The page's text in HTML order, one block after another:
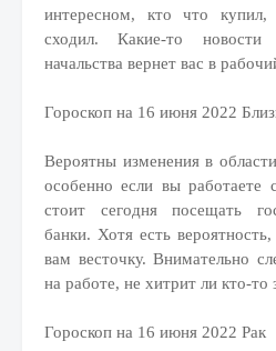
интересном, кто что купил,
сходил. Какие-то
начальства вернет вас в
Гороскоп на 16 июня 2022
Вероятны изменения в
особенно если вы
стоит сегодня посещать
банки. Хотя есть
вам весточку. Внимательно
на работе, не хитрит ли кто-то
Гороскоп на 16 июня 2022 Рак